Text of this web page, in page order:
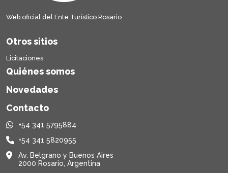
Web oficial del Ente Turístico Rosario
Otros sitios
Licitaciones
Quiénes somos
Novedades
Contacto
+54 341 5795884
+54 341 5820955
Av. Belgrano y Buenos Aires
2000 Rosario, Argentina